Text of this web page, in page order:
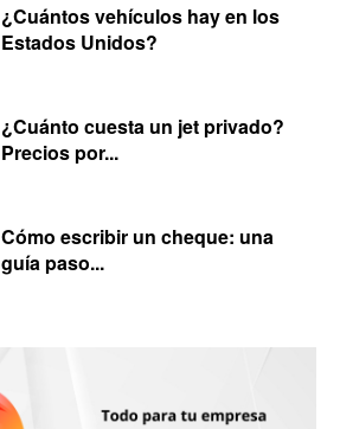
¿Cuántos vehículos hay en los
Estados Unidos?
¿Cuánto cuesta un jet privado?
Precios por...
Cómo escribir un cheque: una
guía paso...